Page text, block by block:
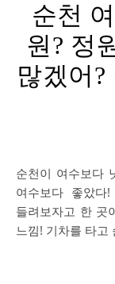
순천
원? 정
많겠어?
순천이 여수보다 낫다? 그냥 들린 곳인데 우리에게는 순천이
여수보다 좋았다!
들려보자고 한 곳
느낌! 기차를 타고